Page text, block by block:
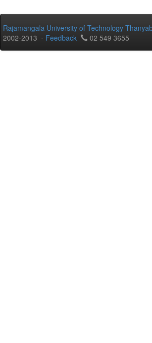
Rajamangala University of Technology
2002-2013 - Feedback 02 549 3655